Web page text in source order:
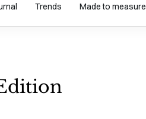
Trends Made to measure